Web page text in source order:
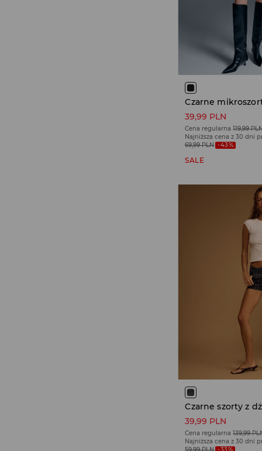
39,99 PLN
Cena regularna 119,99
Najniższa cena z 30 dni
69,99 PLN -43%
SALE
39,99 PLN
Cena regularna 139,99
Najniższa cena z 30 dni